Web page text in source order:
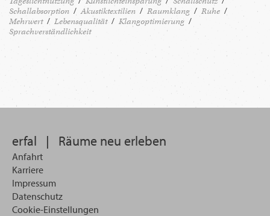
Schallabsorption
Akustiktextilien Raumklang
Ruhe
Mehrwert
Lebensqualität
Klangoptimierung
Sprachverständlichkeit
erfal | Räume neu erleben
Anfahrt
Karriere
Impressum
Datenschutz
Cookie-Einstellungen